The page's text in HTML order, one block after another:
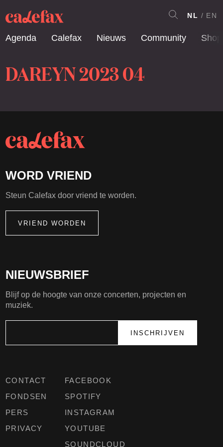
Agenda Calefax Nieuws Community Shop
NL EN
DAREYN 2023 04
CONTACT
FONDSEN
PERS
PRIVACY
FACEBOOK
SPOTIFY
INSTAGRAM
YOUTUBE
SOUNDCLOUD
NIEUWSBRIEF
Blijf op de hoogte van onze concerten, projecten en
muziek.
WORD VRIEND
Steun Calefax door vriend te worden.
VRIEND WORDEN